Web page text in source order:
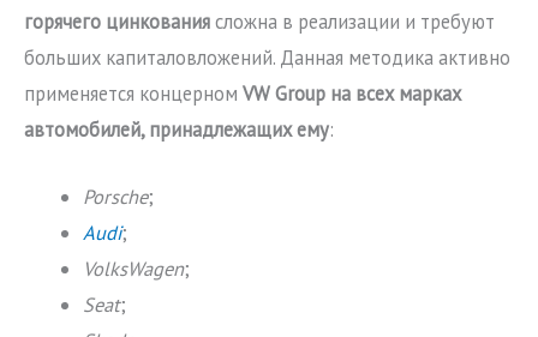
горячего цинкованиясложна в реализации и требуют
больших капиталовложений. Данная методика активно
применяется концерном VW Group на всех марках
автомобилей, принадлежащих ему:
Porsche;
Audi;
VolksWagen;
Seat;